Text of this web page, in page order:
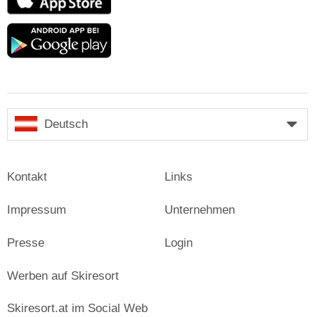
Store
Google
Deutsch
Kontakt
Impressum
Presse
Links
Unternehmen
Login
Werben auf Skiresort
Skiresort.at im Social Web